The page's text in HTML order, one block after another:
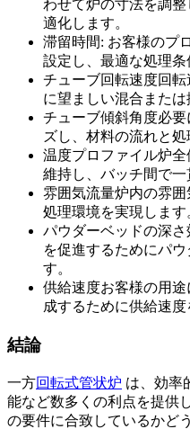
わせて炉の寸法を調
適化します。
滞留時間: お客様のプ
設定し、最適な処理条
チューブ回転速度回
に望ましい混合または
チューブ傾斜角度必
ズし、材料の流れと処
温度プロファイル炉
維持し、バッチ間で一
雰囲気流量炉内の雰
処理環境を実現します
パウダーベッドの深
を促進するためにパ
す。
供給速度お客様の用
成するために供給速度
結論
一方回転式管状炉 は、効率
能など数多くの利点を提供
の要件に合致しているかど